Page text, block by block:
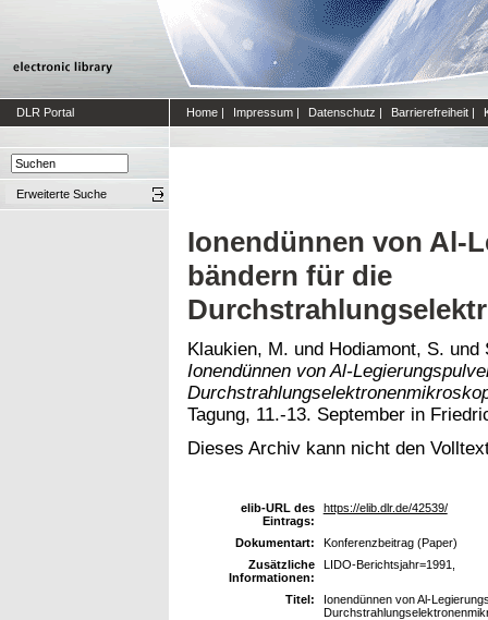
DLR Portal Home | Impressum | Datenschutz | Barrierefreiheit |
Erweiterte Suche
Ionendünnen von Al-
bändern für die
Klaukien, M. und Hodiamont, S. und
Ionendünnen von Al-
Tagung, 11.-13. September in
Dieses Archiv kann nicht den
elib-URL des
Eintrags:
https://elib.dlr.de/42539/
Dokumentart:
Konferenzbeitrag (Paper)
Zusätzliche
Informationen:
LIDO-Berichtsjahr=1991,
Titel:
Ionendünnen von Al-